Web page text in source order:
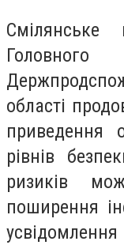
Смілянське
області
приведення
рівнів
ризиків
поширення